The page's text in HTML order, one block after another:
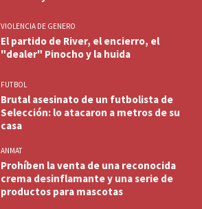
VIOLENCIA DE GENERO
El partido de River, el encierro, el
"dealer" Pinocho y la huida
FUTBOL
Brutal asesinato de un futbolista de
Selección: lo atacaron a metros de su
casa
ANMAT
Prohíben la venta de una reconocida
crema desinflamante y una serie de
productos para mascotas